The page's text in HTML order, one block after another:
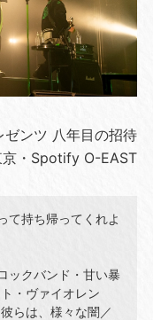
ンツ 八年目の招待
・Spotify O-EAST
て持ち帰ってくれよ
ックバンド・甘い暴
・ヴァイオレン
らは、様々な闇／